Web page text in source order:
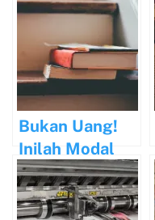
Menerbitkan
Buku
Bukan Uang!
Inilah Modal
Menerbitkan
Buku